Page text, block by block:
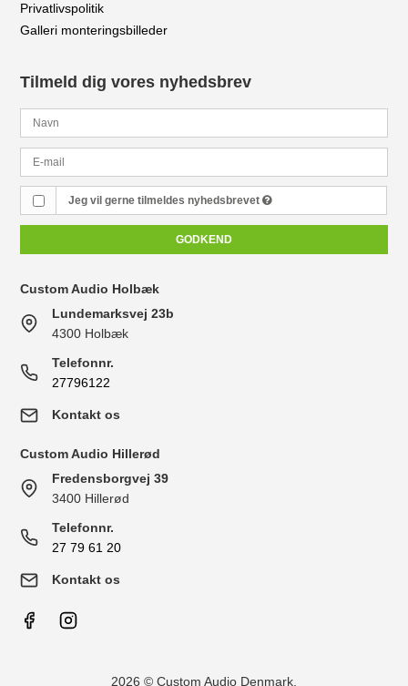
Privatlivspolitik
Galleri monteringsbilleder
Tilmeld dig vores nyhedsbrev
Jeg vil gerne tilmeldes nyhedsbrevet
GODKEND
Custom Audio Holbæk
Lundemarksvej 23b
4300 Holbæk
Telefonnr.
27796122
Kontakt os
Custom Audio Hillerød
Fredensborgvej 39
3400 Hillerød
Telefonnr.
27 79 61 20
Kontakt os
2026 © Custom Audio Denmark.